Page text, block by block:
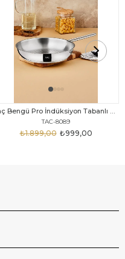
TAC-8089
₺999,00
₺1.899,00